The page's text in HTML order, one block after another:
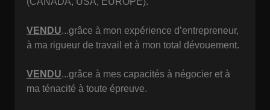
VENDU...grâce à mon expérience d’entrepreneur,
à ma rigueur de travail et à mon total dévouement.
VENDU...grâce à mes capacités à négocier et à
ma ténacité à toute épreuve.